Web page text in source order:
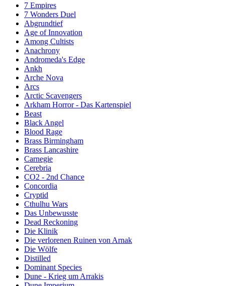
7 Empires
7 Wonders Duel
Abgrundtief
Age of Innovation
Among Cultists
Anachrony
Andromeda's Edge
Ankh
Arche Nova
Arcs
Arctic Scavengers
Arkham Horror - Das Kartenspiel
Beast
Black Angel
Blood Rage
Brass Birmingham
Brass Lancashire
Carnegie
Cerebria
CO2 - 2nd Chance
Concordia
Cryptid
Cthulhu Wars
Das Unbewusste
Dead Reckoning
Die Klinik
Die verlorenen Ruinen von Arnak
Die Wölfe
Distilled
Dominant Species
Dune - Krieg um Arrakis